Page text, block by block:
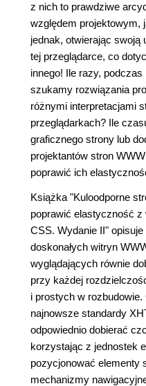
z nich to prawdziwe
względem projektowym,
jednak, otwierając swoją
tej przeglądarce, co
innego! Ile razy,
szukamy rozwiązania
różnymi interpretacjami
przeglądarkach? Ile
graficznego strony lub
projektantów stron
poprawić ich
Książka "Kuloodporne
poprawić elastyczność
CSS. Wydanie II"
doskonałych witryn
wyglądających równie
przy każdej
i prostych w
najnowsze standardy
odpowiednio dobierać
korzystając z jednostek
pozycjonować elementy
mechanizmy